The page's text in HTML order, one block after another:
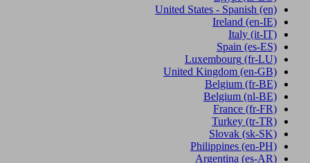
United States - Spanish (en)
Ireland (en-IE)
Italy (it-IT)
Spain (es-ES)
Luxembourg (fr-LU)
United Kingdom (en-GB)
Belgium (fr-BE)
Belgium (nl-BE)
France (fr-FR)
Turkey (tr-TR)
Slovak (sk-SK)
Philippines (en-PH)
Argentina (es-AR)